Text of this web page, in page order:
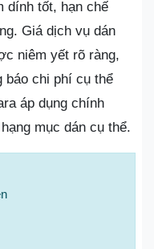
dính tốt, hạn chế
Giá dịch vụ dán
niêm yết rõ ràng,
báo chi phí cụ thể
áp dụng chính
mục dán cụ thể.